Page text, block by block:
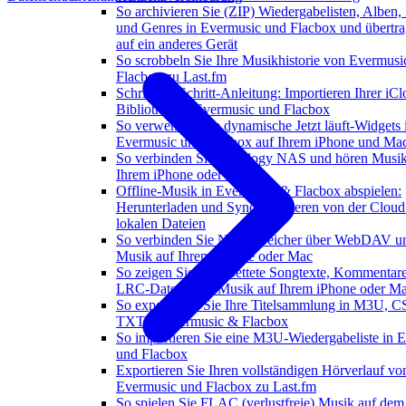
So archivieren Sie (ZIP) Wiedergabelisten,
und Genres in Evermusic und Flacbox und
auf ein anderes Gerät
So scrobbeln Sie Ihre Musikhistorie von
Flacbox zu Last.fm
Schritt-für-Schritt-Anleitung: Importieren Ihrer
Bibliothek in Evermusic und Flacbox
So verwenden Sie dynamische Jetzt läuft-Widgets
Evermusic und Flacbox auf Ihrem iPhone und
So verbinden Sie Synology NAS und hören
Ihrem iPhone oder Mac
Offline-Musik in Evermusic & Flacbox abspielen:
Herunterladen und Synchronisieren von der
lokalen Dateien
So verbinden Sie NAS-Speicher über WebDAV
Musik auf Ihrem iPhone oder Mac
So zeigen Sie eingebettete Songtexte,
LRC-Dateien für Musik auf Ihrem iPhone oder
So exportieren Sie Ihre Titelsammlung in M3U,
TXT in Evermusic & Flacbox
So importieren Sie eine M3U-Wiedergabeliste in
und Flacbox
Exportieren Sie Ihren vollständigen Hörverlauf
Evermusic und Flacbox zu Last.fm
So spielen Sie FLAC (verlustfreie) Musik auf